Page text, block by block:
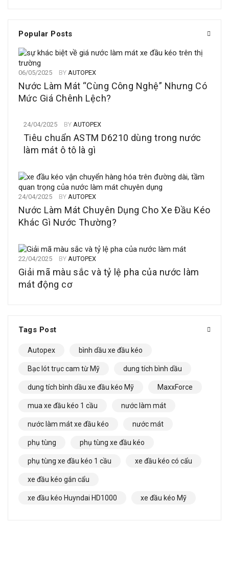
Popular Posts
06/05/2025 BY AUTOPEX
Nước Làm Mát “Cùng Công Nghệ” Nhưng Có
Mức Giá Chênh Lệch?
24/04/2025 BY AUTOPEX
Tiêu chuẩn ASTM D6210 dùng trong nước
làm mát ô tô là gì
24/04/2025 BY AUTOPEX
Nước Làm Mát Chuyên Dụng Cho Xe Đầu Kéo
Khác Gì Nước Thường?
22/04/2025 BY AUTOPEX
Giải mã màu sắc và tỷ lệ pha của nước làm
mát động cơ
Tags Post
Autopex bình dầu xe đầu kéo
Bạc lót trục cam từ Mỹ dung tích bình dầu
dung tích bình dầu xe đầu kéo Mỹ MaxxForce
mua xe đầu kéo 1 cầu nước làm mát
nước làm mát xe đầu kéo nước mát
phụ tùng phụ tùng xe đầu kéo
phụ tùng xe đầu kéo 1 cầu xe đầu kéo có cẩu
xe đầu kéo gắn cẩu
xe đầu kéo Huyndai HD1000 xe đầu kéo Mỹ